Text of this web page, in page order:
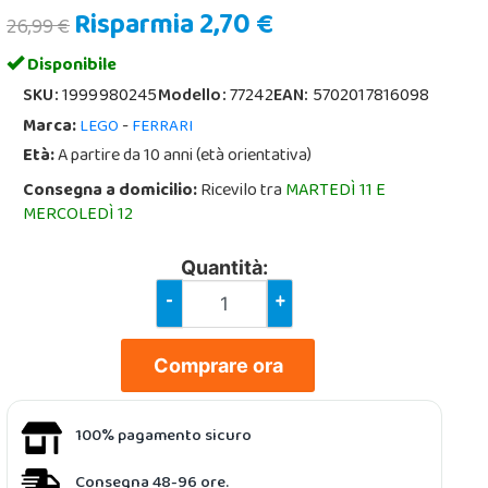
26,99 €Risparmia 2,70 €
Disponibile
SKU:1999980245Modello:77242EAN:5702017816098
Marca:LEGO-FERRARI
Età:A partire da 10 anni (età orientativa)
Consegna a domicilio:Ricevilo traMARTEDÌ 11 E
MERCOLEDÌ 12
Quantità:
- +
Comprare ora
100% pagamento sicuro